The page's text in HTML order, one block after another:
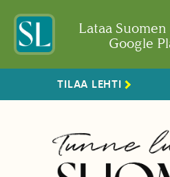
Lataa
Google
TILAA LEHTI